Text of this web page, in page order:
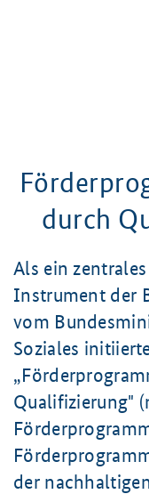
durch
Als ein
Instrument der
vom
Soziales
Qualifizierung"
der